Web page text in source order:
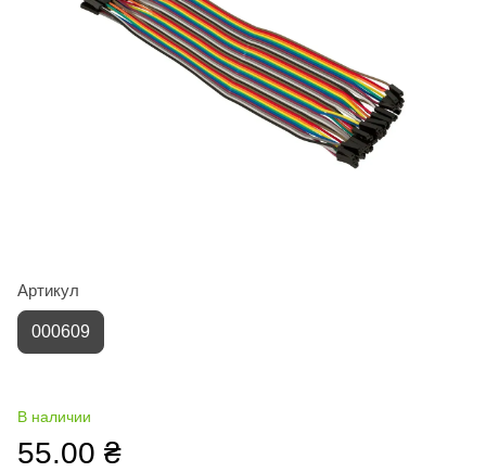
Артикул
000609
В наличии
55.00 ₴